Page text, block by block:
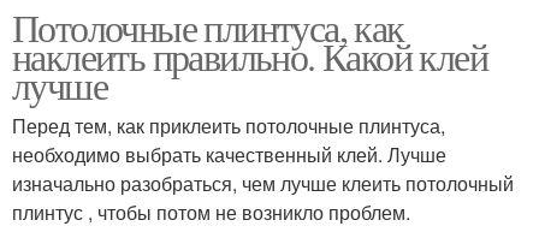
Потолочные плинтуса, как
наклеить правильно. Какой клей
лучше
Перед тем, как приклеить потолочные плинтуса,
необходимо выбрать качественный клей. Лучше
изначально разобраться, чем лучше клеить потолочный
плинтус , чтобы потом не возникло проблем.